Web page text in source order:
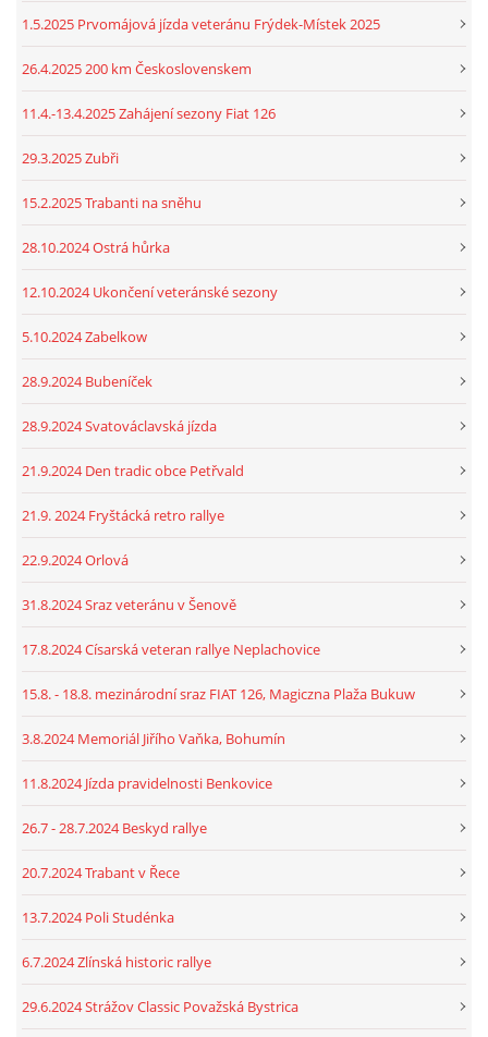
1.5.2025 Prvomájová jízda veteránu Frýdek-Místek 2025
26.4.2025 200 km Československem
11.4.-13.4.2025 Zahájení sezony Fiat 126
29.3.2025 Zubři
15.2.2025 Trabanti na sněhu
28.10.2024 Ostrá hůrka
12.10.2024 Ukončení veteránské sezony
5.10.2024 Zabelkow
28.9.2024 Bubeníček
28.9.2024 Svatováclavská jízda
21.9.2024 Den tradic obce Petřvald
21.9. 2024 Fryštácká retro rallye
22.9.2024 Orlová
31.8.2024 Sraz veteránu v Šenově
17.8.2024 Císarská veteran rallye Neplachovice
15.8. - 18.8. mezinárodní sraz FIAT 126, Magiczna Plaža Bukuw
3.8.2024 Memoriál Jiřího Vaňka, Bohumín
11.8.2024 Jízda pravidelnosti Benkovice
26.7 - 28.7.2024 Beskyd rallye
20.7.2024 Trabant v Řece
13.7.2024 Poli Studénka
6.7.2024 Zlínská historic rallye
29.6.2024 Strážov Classic Považská Bystrica